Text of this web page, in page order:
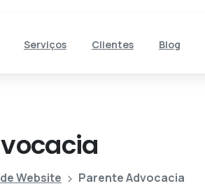
Serviços Clientes Blog
Website Parente Advocacia